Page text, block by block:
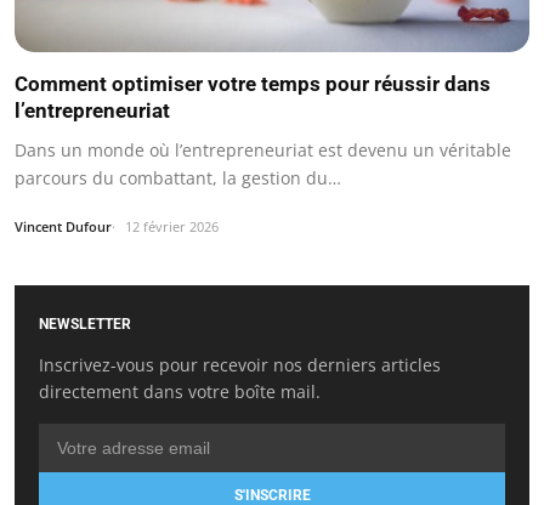
Comment optimiser votre temps pour réussir dans
l’entrepreneuriat
Dans un monde où l’entrepreneuriat est devenu un véritable
parcours du combattant, la gestion du…
Vincent Dufour 12 février 2026
NEWSLETTER
Inscrivez-vous pour recevoir nos derniers articles
directement dans votre boîte mail.
S'INSCRIRE